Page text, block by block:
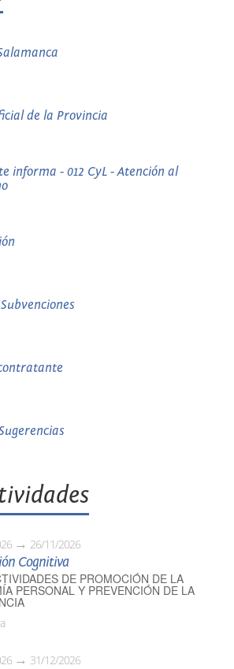
de la Provincia
informa - 012 CyL - Atención al
26/11/2026
Cognitiva
DE PROMOCIÓN DE LA
PERSONAL Y PREVENCIÓN DE LA
31/12/2026